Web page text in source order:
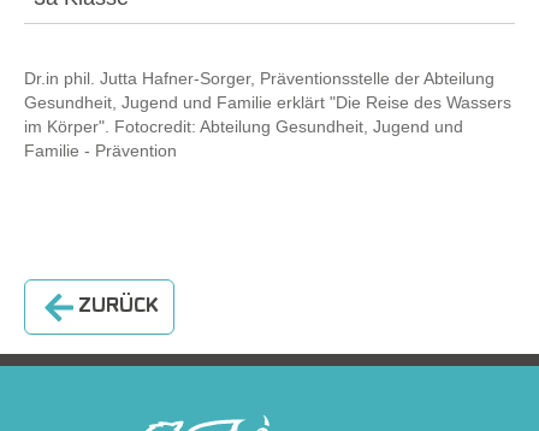
Show larger version
Dr.in phil. Jutta Hafner-Sorger, Präventionsstelle der Abteilung
Gesundheit, Jugend und Familie erklärt "Die Reise des Wassers
im Körper". Fotocredit: Abteilung Gesundheit, Jugend und
Familie - Prävention
ZURÜCK